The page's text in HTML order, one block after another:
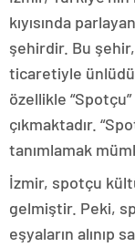
kıyısında
şehirdir. Bu
ticaretiyle
özellikle
çıkmaktadır.
tanımlamak
İzmir, spotçu
gelmiştir. Peki,
eşyaların alınıp